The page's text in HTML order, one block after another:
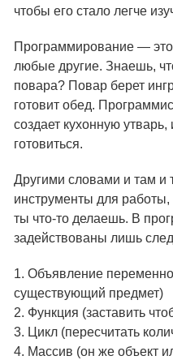
чтобы его стало легче
Программирование —
любые другие. Знаешь,
повара? Повар берет
готовит обед.
создает кухонную утварь,
готовиться.
Другими словами и там и
инструменты для
ты что-то делаешь. В
задействованы лишь
1. Объявление
существующий предмет)
2. Функция (заставить
3. Цикл (пересчитать
4. Массив (он же объект